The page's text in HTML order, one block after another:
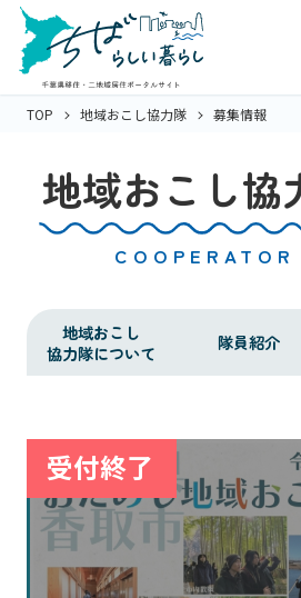
TOP 地域おこし協力隊 募集情報
地域おこし協
COOPERATOR
地域おこし
協力隊について
隊員紹介